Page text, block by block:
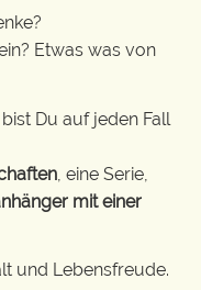
Etwas was von
Du auf jeden Fall
, eine Serie,
mit einer
und Lebensfreude.